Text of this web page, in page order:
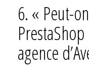
6. « Peut-
agence